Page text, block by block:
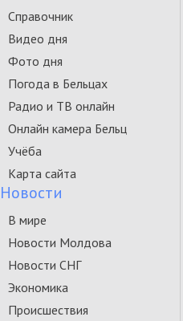
Справочник
Видео дня
Фото дня
Погода в Бельцах
Радио и ТВ онлайн
Онлайн камера Бельц
Учёба
Карта сайта
Новости
В мире
Новости Молдова
Новости СНГ
Экономика
Происшествия